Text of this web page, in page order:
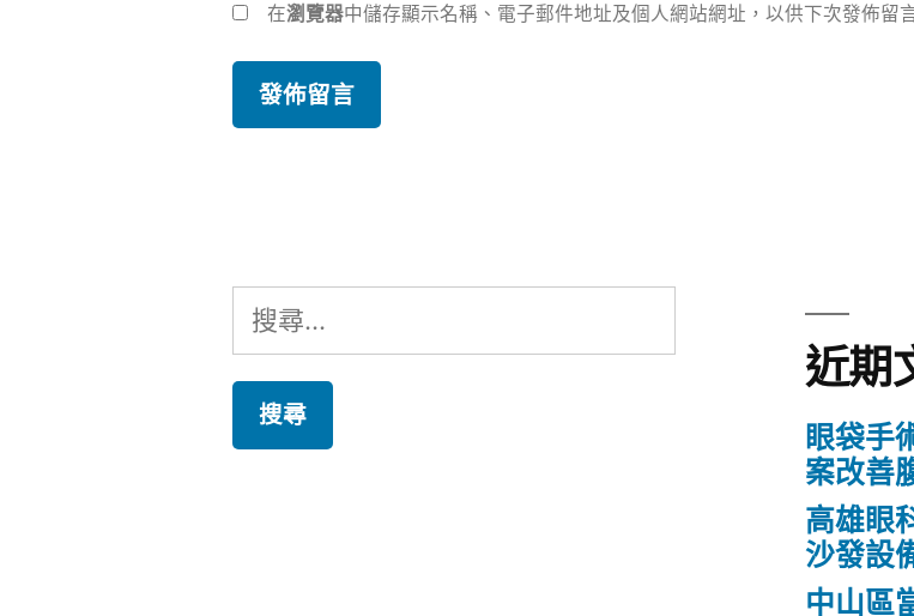
在瀏覽器中儲存顯示名稱、電子郵件地址及個人網站網址，以供下次發佈留
搜
尋
鍵
近期
眼袋手
案改善
高雄眼
沙發設
中山區